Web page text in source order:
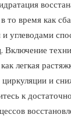
то время как
углеводами
легкая
и
к